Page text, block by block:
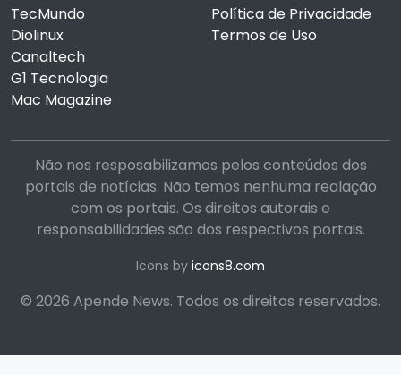
TecMundo
Diolinux
Canaltech
G1 Tecnologia
Mac Magazine
Política de Privacidade
Termos de Uso
Não nos resposabilizamos pelos conteúdos dos
portais de notícias. Não temos nenhuma realação
com os portais. Os direitos autorais e
responsabilidades são dos respectivos portais.
Icons by icons8.com
© 2026 Apende News. Todos os direitos reservados.